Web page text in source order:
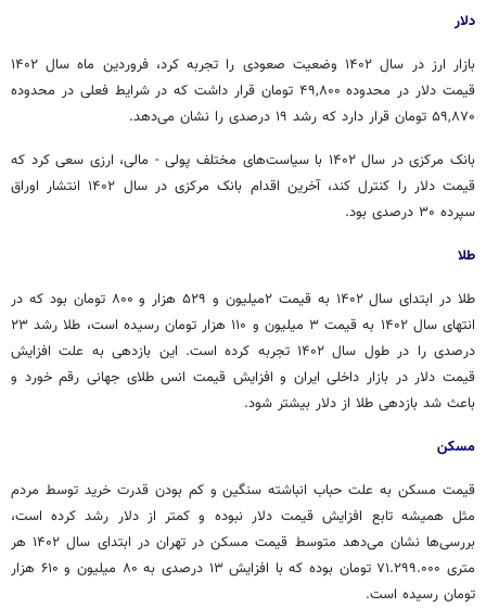
دلار
بازار ارز در سال ۱۴۰۲ وضعیت صعودی را تجربه کرد، فروردین ماه سال ۱۴۰۲
قیمت دلار در محدوده ۴۹,۸۰۰ تومان قرار داشت که در شرایط فعلی در محدوده
۵۹,۸۷۰ تومان قرار دارد که رشد ۱۹ درصدی را نشان می‌دهد.
بانک مرکزی در سال ۱۴۰۲ با سیاست‌های مختلف پولی - مالی، ارزی سعی کرد که
قیمت دلار را کنترل کند، آخرین اقدام بانک مرکزی در سال ۱۴۰۲ انتشار اوراق
سپرده ۳۰ درصدی بود.
طلا
طلا در ابتدای سال ۱۴۰۲ به قیمت ۲میلیون و ۵۲۹ هزار و ۸۰۰ تومان بود که در
انتهای سال ۱۴۰۲ به قیمت ۳ میلیون و ۱۱۰ هزار تومان رسیده است، طلا رشد ۲۳
درصدی را در طول سال ۱۴۰۲ تجربه کرده است. این بازدهی به علت افزایش
قیمت دلار در بازار داخلی ایران و افزایش قیمت انس طلای جهانی رقم خورد و
باعث شد بازدهی طلا از دلار بیشتر شود.
مسکن
قیمت مسکن به علت حباب انباشته سنگین و کم بودن قدرت خرید توسط مردم
مثل همیشه تابع افزایش قیمت دلار نبوده و کمتر از دلار رشد کرده است،
بررسی‌ها نشان می‌دهد متوسط قیمت مسکن در تهران در ابتدای سال ۱۴۰۲ هر
متری ۷۱.۲۹۹.۰۰۰ تومان بوده که با افزایش ۱۳ درصدی به ۸۰ میلیون و ۶۱۰ هزار
تومان رسیده است.